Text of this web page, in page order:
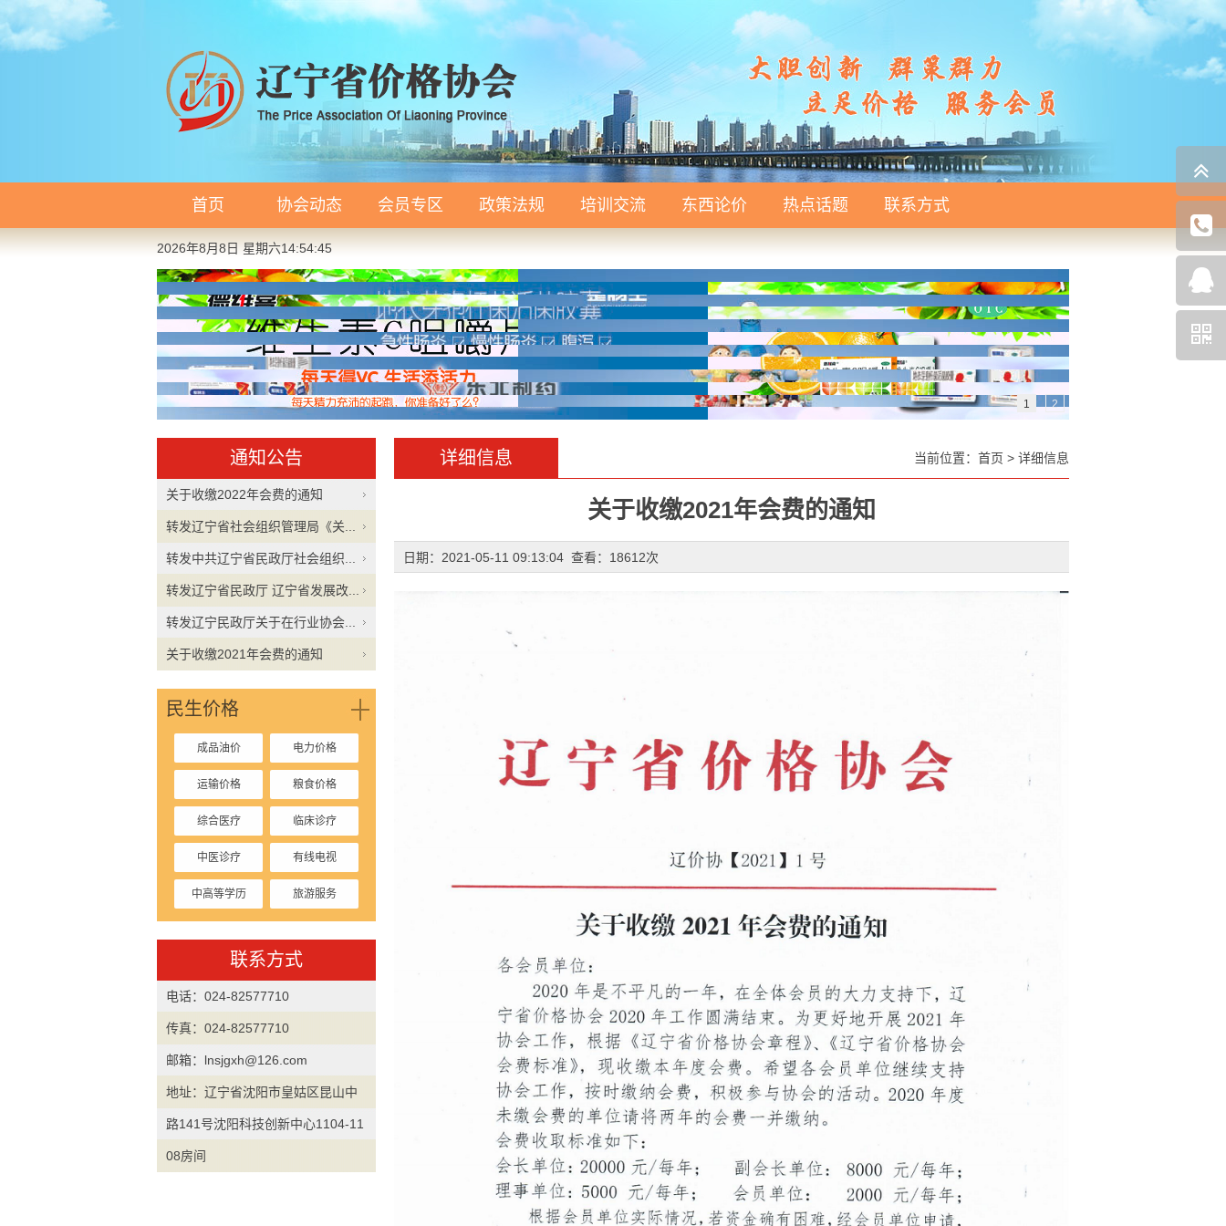
首页 协会动态 会员专区 政策法规 培训交流 东西论价 热点话题 联系方式
2026年8月8日 星期六14:54:46
1 2
通知公告
关于收缴2022年会费的通知
转发辽宁省社会组织管理局《关...
转发中共辽宁省民政厅社会组织...
转发辽宁省民政厅 辽宁省发展改...
转发辽宁民政厅关于在行业协会...
关于收缴2021年会费的通知
民生价格
成品油价 电力价格
运输价格 粮食价格
综合医疗 临床诊疗
中医诊疗 有线电视
中高等学历 旅游服务
联系方式
电话：024-82577710
传真：024-82577710
邮箱：lnsjgxh@126.com
地址：辽宁省沈阳市皇姑区昆山中
路141号沈阳科技创新中心1104-11
08房间
详细信息 当前位置： 首页 > 详细信息
关于收缴2021年会费的通知
日期：2021-05-11 09:13:04 查看：18612次